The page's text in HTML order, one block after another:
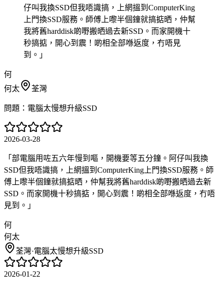
仔叫我換SSD但我唔識搞，上網搵到ComputerKing
上門換SSD服務。師傅上嚟半個鐘就搞掂晒，仲幫
我將舊harddisk啲嘢搬晒過去新SSD。而家開機十
秒搞掂，開心到震！啲相全部喺返度，冇唔見
到。 」
何
何太
荃灣
問題： 電腦太慢想升級SSD
2026-03-28
「 部電腦用咗五六年慢到嘔，開機要等五分鐘。阿仔叫我換
SSD但我唔識搞，上網搵到ComputerKing上門換SSD服務。師
傅上嚟半個鐘就搞掂晒，仲幫我將舊harddisk啲嘢搬晒過去新
SSD。而家開機十秒搞掂，開心到震！啲相全部喺返度，冇唔
見到。 」
何
何太
荃灣·電腦太慢想升級SSD
2026-01-22